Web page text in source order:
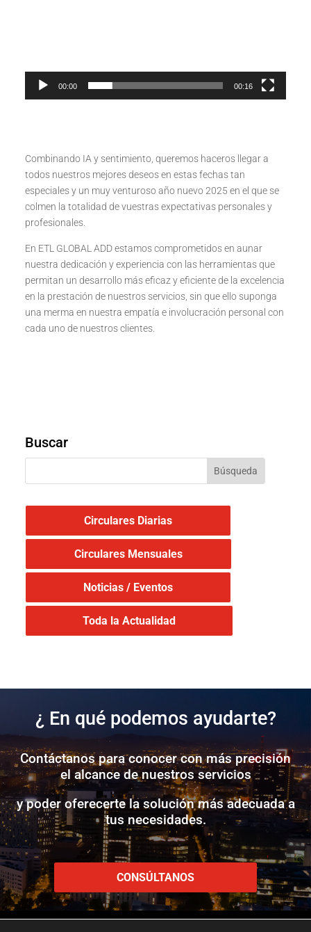
00:00 00:16
Combinando IA y sentimiento, queremos haceros llegar a
todos nuestros mejores deseos en estas fechas tan
especiales y un muy venturoso año nuevo 2025 en el que se
colmen la totalidad de vuestras expectativas personales y
profesionales.
En ETL GLOBAL ADD estamos comprometidos en aunar
nuestra dedicación y experiencia con las herramientas que
permitan un desarrollo más eficaz y eficiente de la excelencia
en la prestación de nuestros servicios, sin que ello suponga
una merma en nuestra empatía e involucración personal con
cada uno de nuestros clientes.
Buscar
Circulares Diarias
Circulares Mensuales
Noticias / Eventos
Toda la Actualidad
¿ En qué podemos ayudarte?
Contáctanos para conocer con más precisión
el alcance de nuestros servicios
y poder oferecerte la solución más adecuada a
tus necesidades.
CONSÚLTANOS